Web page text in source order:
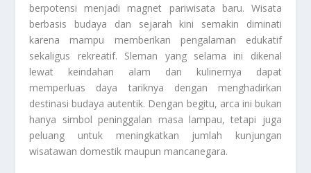
berpotensi menjadi magnet pariwisata baru. Wisata
berbasis budaya dan sejarah kini semakin diminati
karena mampu memberikan pengalaman edukatif
sekaligus rekreatif. Sleman yang selama ini dikenal
lewat keindahan alam dan kulinernya dapat
memperluas daya tariknya dengan menghadirkan
destinasi budaya autentik. Dengan begitu, arca ini bukan
hanya simbol peninggalan masa lampau, tetapi juga
peluang untuk meningkatkan jumlah kunjungan
wisatawan domestik maupun mancanegara.